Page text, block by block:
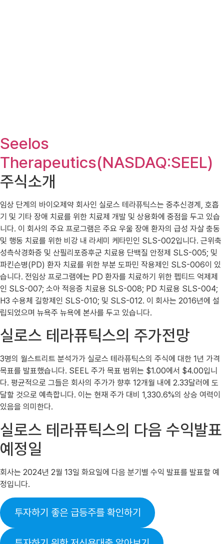
Seelos
Therapeutics(NASDAQ:SEEL)
주식소개
임상 단계의 바이오제약 회사인 실로스 테라퓨틱스는 중추신경계, 호흡
기 및 기타 장애 치료를 위한 치료제 개발 및 상용화에 중점을 두고 있습
니다. 이 회사의 주요 프로그램은 주요 우울 장애 환자의 급성 자살 충동
및 행동 치료를 위한 비강 내 라세미 케타민인 SLS-002입니다. 근위축
성측삭경화증 및 산필리포증후군 치료용 단백질 안정제 SLS-005; 및
파킨슨병(PD) 환자 치료를 위한 부분 도파민 작용제인 SLS-006이 있
습니다. 전임상 프로그램에는 PD 환자를 치료하기 위한 펩티드 억제제
인 ​​SLS-007; 소아 적응증 치료용 SLS-008; PD 치료용 SLS-004;
H3 수용체 길항제인 SLS-010; 및 SLS-012. 이 회사는 2016년에 설
립되었으며 뉴욕주 뉴욕에 본사를 두고 있습니다.
실로스 테라퓨틱스의 주가전망
3명의 월스트리트 분석가가 실로스 테라퓨틱스의 주식에 대한 1년 가격
목표를 발표했습니다. SEEL 주가 목표 범위는 $1.00에서 $4.00입니
다. 평균적으로 그들은 회사의 주가가 향후 12개월 내에 2.33달러에 도
달할 것으로 예측합니다. 이는 현재 주가 대비 1,330.6%의 상승 여력이
있음을 의미한다.
실로스 테라퓨틱스의 다음 수익발표
예정일
회사는 2024년 2월 13일 화요일에 다음 분기별 수익 발표를 발표할 예
정입니다.
투자하기 좋은 급등주를 확인하기